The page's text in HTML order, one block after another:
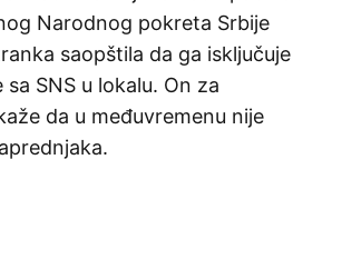
Narodnog pokreta Srbije
saopštila da ga isključuje
SNS u lokalu. On za
da u međuvremenu nije